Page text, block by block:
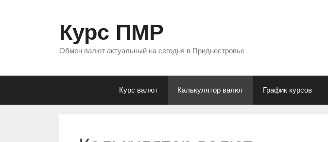
Курс ПМР
Обмен валют актуальный на сегодня в Приднестровье
Курс валют Калькулятор валют График курсов